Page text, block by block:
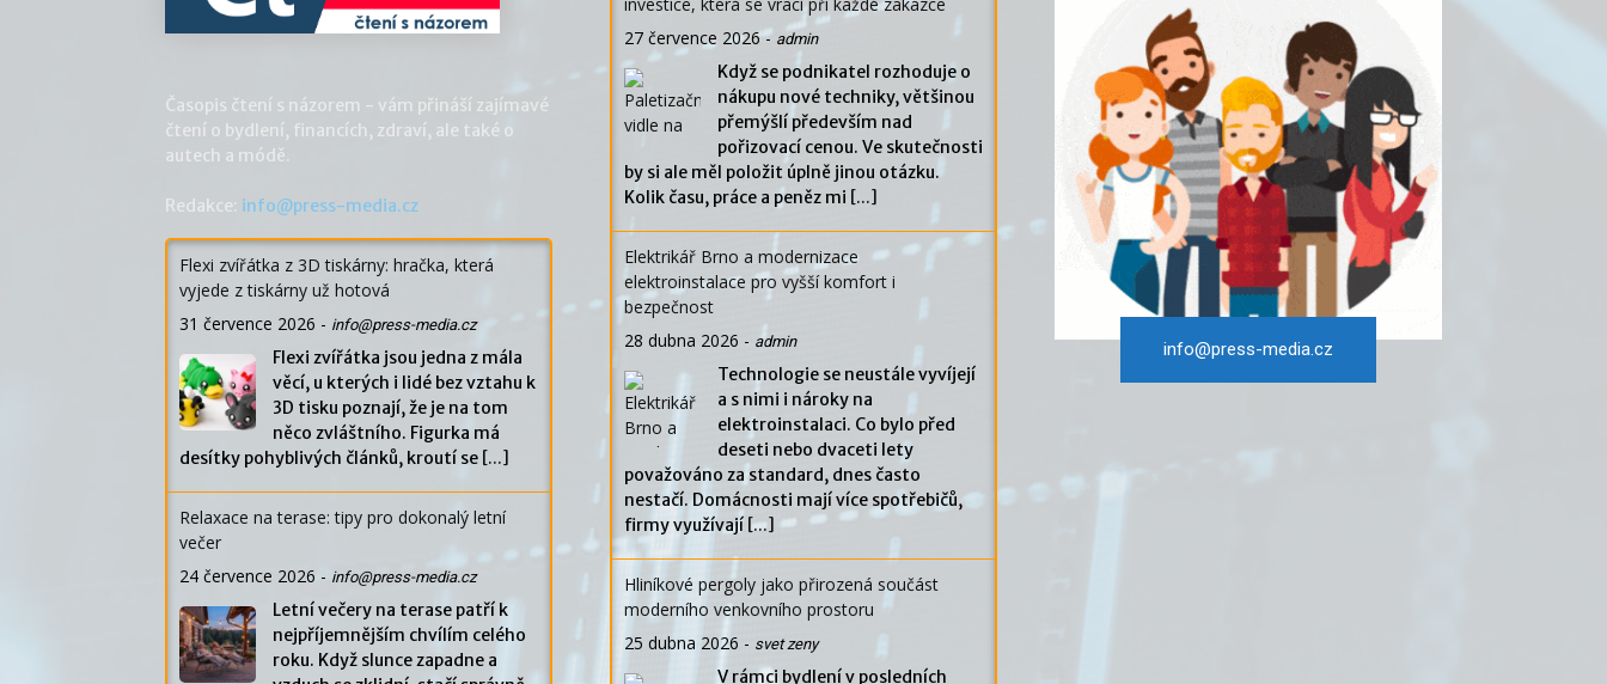
Časopis čtení s názorem - vám přináší zajímavé
čtení o bydlení, financích, zdraví, ale také o
autech a módě.
Redakce: info@press-media.cz
Flexi zvířátka z 3D tiskárny: hračka, která
vyjede z tiskárny už hotová
31 července 2026 - info@press-media.cz
Flexi zvířátka jsou jedna z mála
věcí, u kterých i lidé bez vztahu k
3D tisku poznají, že je na tom
něco zvláštního. Figurka má
desítky pohyblivých článků, kroutí se [...]
Relaxace na terase: tipy pro dokonalý letní
večer
24 července 2026 - info@press-media.cz
Letní večery na terase patří k
nejpříjemnějším chvílím celého
roku. Když slunce zapadne a
27 července 2026- admin
Když se podnikatel rozhoduje o
nákupu nové techniky, většinou
přemýšlí především nad
pořizovací cenou. Ve skutečnosti
by si ale měl položit úplně jinou otázku.
Kolik času, práce a peněz mi [...]
Elektrikář Brno a modernizace
elektroinstalace pro vyšší komfort i
bezpečnost
28 dubna 2026 - admin
Technologie se neustále vyvíjejí
a s nimi i nároky na
elektroinstalaci. Co bylo před
deseti nebo dvaceti lety
považováno za standard, dnes často
nestačí. Domácnosti mají více spotřebičů,
firmy využívají [...]
Hliníkové pergoly jako přirozená součást
moderního venkovního prostoru
25 dubna 2026 - svet zeny
V rámci bydlení v posledních
info@press-media.cz